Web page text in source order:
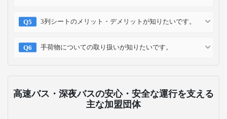
3列シートのメリット・デメリットが知りたいです。
手荷物についての取り扱いが知りたいです。
高速バス・深夜バスの安心・安全な運行を支える
主な加盟団体